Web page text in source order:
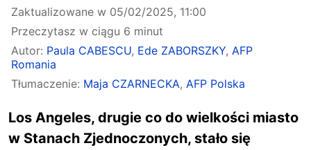
Zaktualizowane w 05/02/2025, 11:00
Przeczytasz w ciągu 6 minut
Autor: Paula CABESCU, Ede ZABORSZKY, AFP
Romania
Tłumaczenie: Maja CZARNECKA, AFP Polska
Los Angeles, drugie co do wielkości miasto
w Stanach Zjednoczonych, stało się